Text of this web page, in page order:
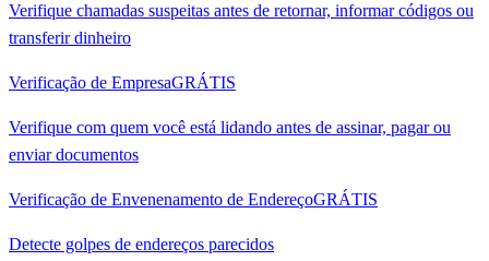
Verifique chamadas suspeitas antes de retornar, informar códigos ou
transferir dinheiro
Verificação de EmpresaGRÁTIS
Verifique com quem você está lidando antes de assinar, pagar ou
enviar documentos
Verificação de Envenenamento de EndereçoGRÁTIS
Detecte golpes de endereços parecidos